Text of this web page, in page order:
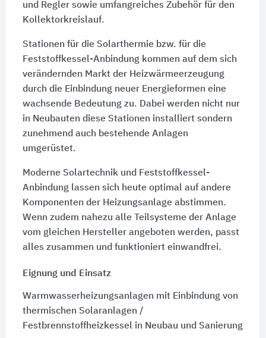
und Regler sowie umfangreiches Zubehör für den
Kollektorkreislauf.
Stationen für die Solarthermie bzw. für die
Feststoffkessel-Anbindung kommen auf dem sich
verändernden Markt der Heizwärmeerzeugung
durch die Einbindung neuer Energieformen eine
wachsende Bedeutung zu. Dabei werden nicht nur
in Neubauten diese Stationen installiert sondern
zunehmend auch bestehende Anlagen
umgerüstet.
Moderne Solartechnik und Feststoffkessel-
Anbindung lassen sich heute optimal auf andere
Komponenten der Heizungsanlage abstimmen.
Wenn zudem nahezu alle Teilsysteme der Anlage
vom gleichen Hersteller angeboten werden, passt
alles zusammen und funktioniert einwandfrei.
Eignung und Einsatz
Warmwasserheizungsanlagen mit Einbindung von
thermischen Solaranlagen /
Festbrennstoffheizkessel in Neubau und Sanierung